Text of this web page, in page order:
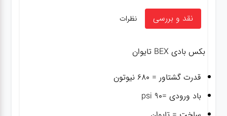
نقد و بررسی نظرات
بکس بادی BEX تایوان
قدرت گشتاور = 680 نیوتون
باد ورودی =۹۰ psi